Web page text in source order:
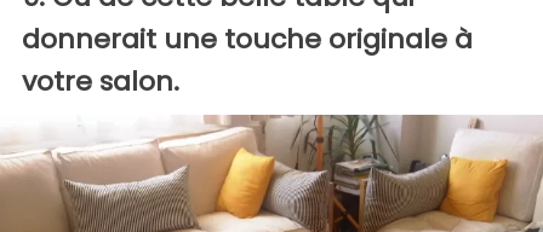
donnerait une touche originale à
votre salon.